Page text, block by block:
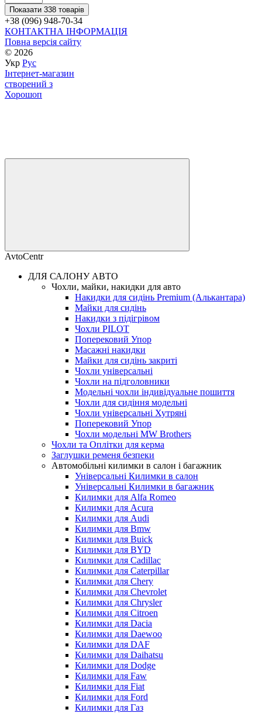
Показати 338 товарів
+38 (096) 948-70-34
КОНТАКТНА ІНФОРМАЦІЯ
Повна версія сайту
© 2026
Укр Рус
Інтернет-магазин
створений з
Хорошоп
AvtoCentr
ДЛЯ САЛОНУ АВТО
Чохли, майки, накидки для авто
Накидки для сидінь Premium (Алькантара)
Майки для сидінь
Накидки з підігрівом
Чохли PILOT
Поперековий Упор
Масажні накидки
Майки для сидінь закриті
Чохли універсальні
Чохли на підголовники
Модельні чохли індивідуальне пошиття
Чохли для сидіння модельні
Чохли універсальні Хутряні
Поперековий Упор
Чохли модельні MW Brothers
Чохли та Оплітки для керма
Заглушки ременя безпеки
Автомобільні килимки в салон і багажник
Універсальні Килимки в салон
Універсальні Килимки в багажник
Килимки для Alfa Romeo
Килимки для Acura
Килимки для Audi
Килимки для Bmw
Килимки для Buick
Килимки для BYD
Килимки для Cadillac
Килимки для Caterpillar
Килимки для Chery
Килимки для Chevrolet
Килимки для Chrysler
Килимки для Citroen
Килимки для Dacia
Килимки для Daewoo
Килимки для DAF
Килимки для Daihatsu
Килимки для Dodge
Килимки для Faw
Килимки для Fiat
Килимки для Ford
Килимки для Газ